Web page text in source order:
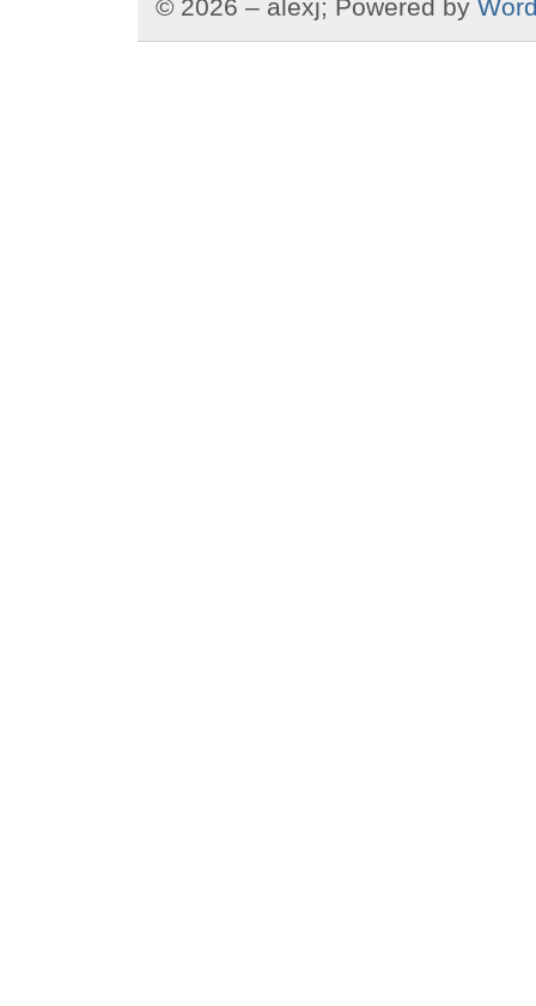
© 2026 – alexj; Powered by